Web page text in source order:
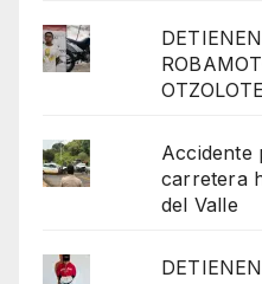
Accidente
carretera
del Valle